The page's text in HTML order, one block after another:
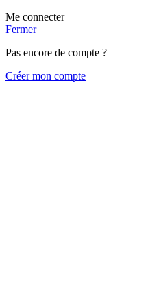
Me connecter
Fermer
Pas encore de compte ?
Créer mon compte